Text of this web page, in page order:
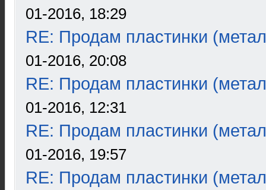
01-2016, 18:29
RE: Продам пластинки
01-2016, 20:08
RE: Продам пластинки
01-2016, 12:31
RE: Продам пластинки
01-2016, 19:57
RE: Продам пластинки